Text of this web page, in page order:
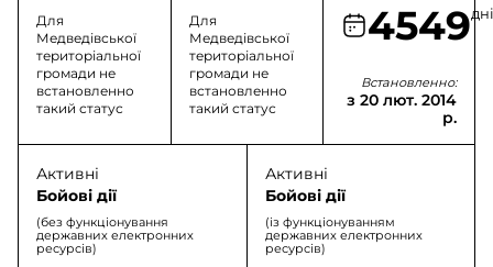
Для
Медведівської
територіальної
громади не
встановленно
такий статус
Для
Медведівської
територіальної
громади не
встановленно
такий статус
4549
Встановленно:
з 20 лют. 2014
р.
Активні
Бойові дії
(без функціонування
державних електронних
ресурсів)
Активні
Бойові дії
(із функціонуванням
державних електронних
ресурсів)